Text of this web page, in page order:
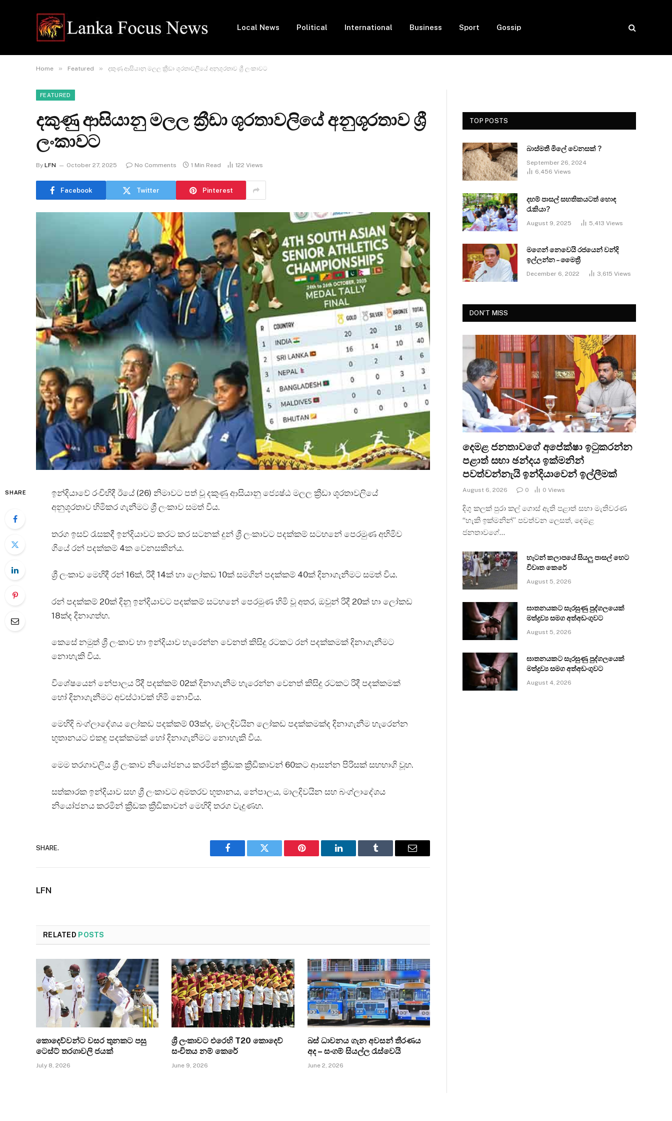
Local News Political International Business Sport Gossip
Home » Featured » දකුණු ආසියානු මලල ක්‍රීඩා ශූරතාවලියේ අනුශූරතාව ශ්‍රී ලංකාවට
FEATURED
දකුණු ආසියානු මලල ක්‍රීඩා ශූරතාවලියේ අනුශූරතාව ශ්‍රී
ලංකාවට
By LFN October 27, 2025 No Comments 1 Min Read 122 Views
Facebook Twitter Pinterest
SHARE
ඉන්දියාවේ රංචිහිදී ඊයේ (26) නිමාවට පත් වූ දකුණු ආසියානු ජ්‍යෙෂ්ඨ මලල ක්‍රීඩා ශූරතාවලියේ
අනුශූරතාව හිමිකර ගැනීමට ශ්‍රී ලංකාව සමත් විය.
තරග ඉසව් රැසකදී ඉන්දියාවට කරට කර සටනක් දුන් ශ්‍රී ලංකාවට පදක්කම් සටහනේ පෙරමුණ අහිමිව
ගියේ රන් පදක්කම් 4ක වෙනසකින්ය.
ශ්‍රී ලංකාව මෙහිදී රන් 16ක්, රිදී 14ක් හා ලෝකඩ 10ක් සමගින් පදක්කම් 40ක් දිනාගැනීමට සමත් විය.
රන් පදක්කම් 20ක් දිනූ ඉන්දියාවට පදක්කම් සටහනේ පෙරමුණ හිමි වූ අතර, ඔවුන් රිදී 20ක් හා ලෝකඩ
18ක්ද දිනාගත්හ.
කෙසේ නමුත් ශ්‍රී ලංකාව හා ඉන්දියාව හැරෙන්න වෙනත් කිසිදු රටකට රන් පදක්කමක් දිනාගැනීමට
නොහැකි විය.
විශේෂයෙන් නේපාලය රිදී පදක්කම් 02ක් දිනාගැනීම හැරෙන්න වෙනත් කිසිදු රටකට රිදී පදක්කමක්
හෝ දිනාගැනීමට අවස්ථාවක් හිමි නොවීය.
මෙහිදි බංග්ලාදේශය ලෝකඩ පදක්කම් 03ක්ද, මාලදිවයින ලෝකඩ පදක්කමක්ද දිනාගැනීම හැරෙන්න
භූතානයට එකඳු පදක්කමක් හෝ දිනාගැනීමට නොහැකි විය.
මෙම තරගාවලිය ශ්‍රී ලංකාව නියෝජනය කරමින් ක්‍රීඩක ක්‍රීඩිකාවන් 60කට ආසන්න පිරිසක් සහභාගි වූහ.
සත්කාරක ඉන්දියාව සහ ශ්‍රී ලංකාවට අමතරව භූතානය, නේපාලය, මාලදිවයින සහ බංග්ලාදේශය
නියෝජනය කරමින් ක්‍රීඩක ක්‍රීඩිකාවන් මෙහිදි තරග වැදුණහ.
SHARE.
Facebook Twitter Pinterest LinkedIn Tumblr Email
LFN
RELATED POSTS
කොදෙව්වන්ට වසර තුනකට පසු
ටෙස්ට් තරගාවලි ජයක්
July 8, 2026
ශ්‍රී ලංකාවට එරෙහි T20 කොදෙව්
සංචිතය නම් කෙරේ
June 9, 2026
බස් ධාවනය ගැන අවසන් තීරණය
අද – සංගම් සියල්ල රැස්වෙයි
June 2, 2026
TOP POSTS
බාස්මතී මිලේ වෙනසක් ?
September 26, 2024
6,456 Views
දහම් පාසල් සහතිකයටත් හොඳ
රැකියා?
August 9, 2025 5,413 Views
මගෙන් නෙවෙයි රජයෙන් වන්දි
ඉල්ලන්න – මෛත්‍රී
December 6, 2022 3,615 Views
DON'T MISS
දෙමළ ජනතාවගේ අපේක්ෂා ඉටුකරන්න
පළාත් සභා ඡන්දය ඉක්මනින්
පවත්වන්නැයි ඉන්දියාවෙන් ඉල්ලීමක්
August 6, 2026 0 0 Views
දිගු කලක් පුරා කල් ගොස් ඇති පළාත් සභා මැතිවරණ
“හැකි ඉක්මනින්” පවත්වන ලෙසත්, දෙමළ
ජනතාවගේ…
හැටන් කලාපයේ සියලු පාසල් හෙට
විවෘත කෙරේ
August 5, 2026
ඝාතනයකට සැරසුණු පුද්ගලයෙක්
මත්ද්‍රව්‍ය සමග අත්අඩංගුවට
August 5, 2026
ඝාතනයකට සැරසුණු පුද්ගලයෙක්
මත්ද්‍රව්‍ය සමග අත්අඩංගුවට
August 4, 2026